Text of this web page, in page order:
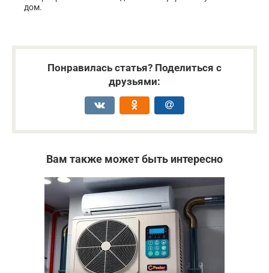
дом.
Понравилась статья? Поделиться с
друзьями:
Вам также может быть интересно